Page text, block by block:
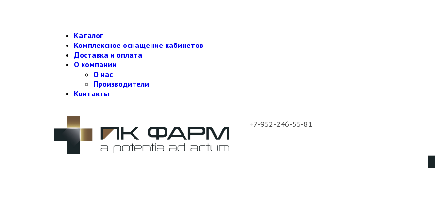
Каталог
Комплексное оснащение кабинетов
Доставка и оплата
О компании
О нас
Производители
Контакты
+7-952-246-55-81